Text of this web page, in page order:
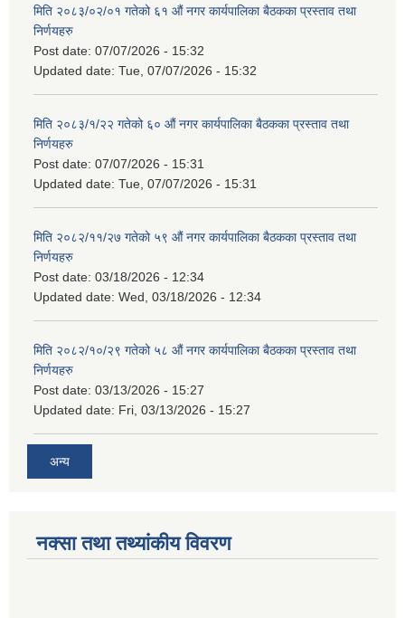
मिति २०८३/०२/०१ गतेको ६१ औं नगर कार्यपालिका बैठकका प्रस्ताव तथा
निर्णयहरु
Post date: 07/07/2026 - 15:32
Updated date: Tue, 07/07/2026 - 15:32
मिति २०८३/१/२२ गतेको ६० औं नगर कार्यपालिका बैठकका प्रस्ताव तथा
निर्णयहरु
Post date: 07/07/2026 - 15:31
Updated date: Tue, 07/07/2026 - 15:31
मिति २०८२/११/२७ गतेको ५९ औं नगर कार्यपालिका बैठकका प्रस्ताव तथा
निर्णयहरु
Post date: 03/18/2026 - 12:34
Updated date: Wed, 03/18/2026 - 12:34
मिति २०८२/१०/२९ गतेको ५८ औं नगर कार्यपालिका बैठकका प्रस्ताव तथा
निर्णयहरु
Post date: 03/13/2026 - 15:27
Updated date: Fri, 03/13/2026 - 15:27
अन्य
नक्सा तथा तथ्यांकीय विवरण